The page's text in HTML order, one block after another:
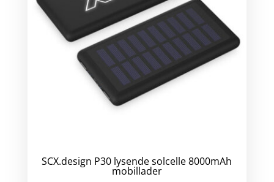
SCX.design P30 lysende solcelle 8000mAh
mobillader